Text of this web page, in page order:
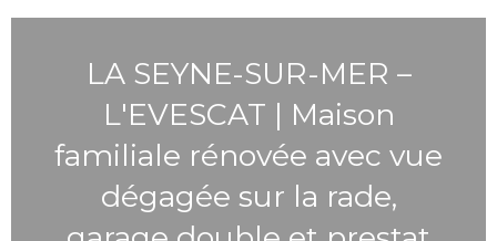
LA SEYNE-SUR-MER –
L'EVESCAT | Maison
familiale rénovée avec vue
dégagée sur la rade,